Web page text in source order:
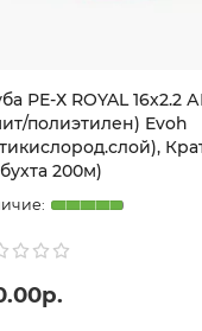
РЕ-Х ROYAL 16х2.2
полиэтилен) Evoh
200м)